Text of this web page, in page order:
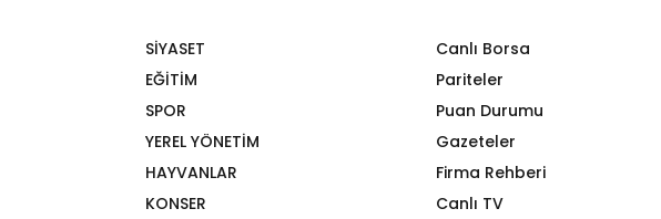
SİYASET
EĞİTİM
SPOR
YEREL YÖNETİM
HAYVANLAR
KONSER
Canlı Borsa
Pariteler
Puan Durumu
Gazeteler
Firma Rehberi
Canlı TV